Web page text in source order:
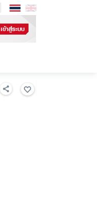
เข้าสู่ระบบ